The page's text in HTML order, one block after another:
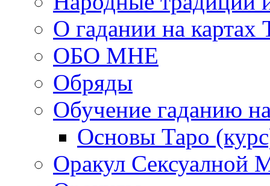
О гадании на картах
ОБО МНЕ
Обряды
Обучение гаданию
Основы Таро
Оракул Сексуалной